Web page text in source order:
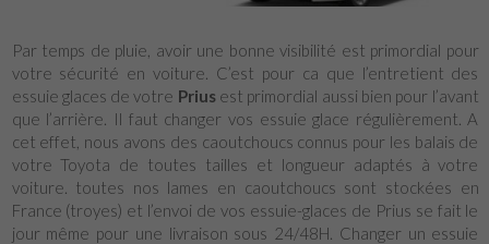
Par temps de pluie, avoir une bonne visibilité est primordial pour
votre sécurité en voiture. C’est pour ca que l’entretient des
essuie glaces de votre Priusest primordial aussi bien pour l’avant
que l’arrière. Il faut changer vos essuie glace régulièrement. A
cet effet, nous avons des caoutchoucs connus pour les balais de
votre Toyota de toutes tailles et longueur adaptés à votre
voiture. toutes nos lames en caoutchoucs sont stockées en
France (troyes) et l’envoi de vos essuie-glaces de Prius se fait le
jour même pour une livraison sous 24/48H. Changer un essuie